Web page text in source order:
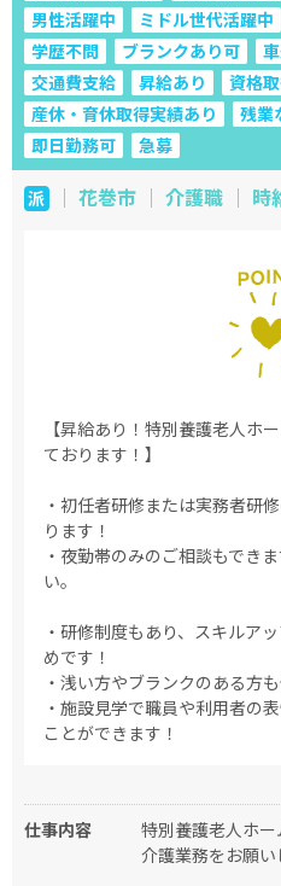
男性活躍中
ミドル世代活躍中
学歴不問
ブランクあり可
交通費支給
昇給あり 資格
産休・育休取得実績あり
残業
即日勤務可
急募
派｜ 花巻市 ｜ 介護職 ｜ 時
【昇給あり！特別養護老人ホ
ております！】
・初任者研修または実務者研
ります！
・夜勤帯のみのご相談もでき
い。
・研修制度もあり、スキルア
めです！
・浅い方やブランクのある方
・施設見学で職員や利用者の
ことができます！
仕事内容
特別養護老人ホ
介護業務をお願い